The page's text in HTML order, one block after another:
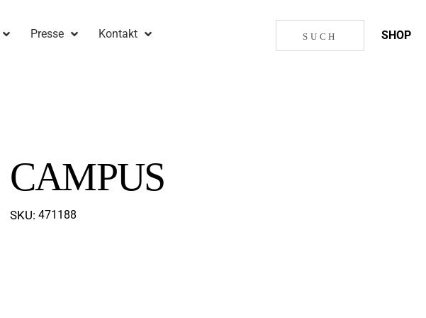
Presse Kontakt SHOP
CAMPUS
SKU: 471188